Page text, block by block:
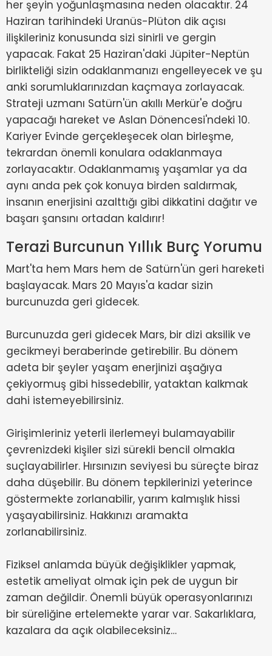
her şeyin yoğunlaşmasına neden olacaktır. 24
Haziran tarihindeki Uranüs-Plüton dik açısı
ilişkileriniz konusunda sizi sinirli ve gergin
yapacak. Fakat 25 Haziran'daki Jüpiter-Neptün
birlikteliği sizin odaklanmanızı engelleyecek ve şu
anki sorumluklarınızdan kaçmaya zorlayacak.
Strateji uzmanı Satürn'ün akıllı Merkür'e doğru
yapacağı hareket ve Aslan Dönencesi'ndeki 10.
Kariyer Evinde gerçekleşecek olan birleşme,
tekrardan önemli konulara odaklanmaya
zorlayacaktır. Odaklanmamış yaşamlar ya da
aynı anda pek çok konuya birden saldırmak,
insanın enerjisini azalttığı gibi dikkatini dağıtır ve
başarı şansını ortadan kaldırır!
Terazi Burcunun Yıllık Burç Yorumu
Mart'ta hem Mars hem de Satürn'ün geri hareketi
başlayacak. Mars 20 Mayıs'a kadar sizin
burcunuzda geri gidecek.
Burcunuzda geri gidecek Mars, bir dizi aksilik ve
gecikmeyi beraberinde getirebilir. Bu dönem
adeta bir şeyler yaşam enerjinizi aşağıya
çekiyormuş gibi hissedebilir, yataktan kalkmak
dahi istemeyebilirsiniz.
Girişimleriniz yeterli ilerlemeyi bulamayabilir
çevrenizdeki kişiler sizi sürekli bencil olmakla
suçlayabilirler. Hırsınızın seviyesi bu süreçte biraz
daha düşebilir. Bu dönem tepkilerinizi yeterince
göstermekte zorlanabilir, yarım kalmışlık hissi
yaşayabilirsiniz. Hakkınızı aramakta
zorlanabilirsiniz.
Fiziksel anlamda büyük değişiklikler yapmak,
estetik ameliyat olmak için pek de uygun bir
zaman değildir. Önemli büyük operasyonlarınızı
bir süreliğine ertelemekte yarar var. Sakarlıklara,
kazalara da açık olabileceksiniz…